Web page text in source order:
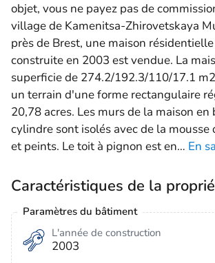
objet, vous ne payez pas de
village de Kamenitsa-Zhirovetskaya
près de Brest, une maison
construite en 2003 est vendue. La
superficie de 274.2/192.3/110/17.1
un terrain d'une forme rectangulaire
20,78 acres. Les murs de la maison
cylindre sont isolés avec de la
et peints. Le toit à pignon est en… En
Caractéristiques de la
Paramètres du bâtiment
L'année de construction
2003